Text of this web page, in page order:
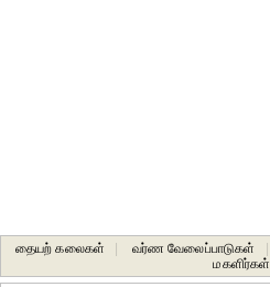
தையற் கலைகள் வர்ண வேலைப்பாடுகள்
மகளிர்கள்